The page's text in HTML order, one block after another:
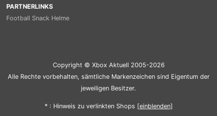
PARTNERLINKS
Football Snack Helme
Copyright © Xbox Aktuell 2005-2026
Alle Rechte vorbehalten, sämtliche Markenzeichen sind Eigentum der
jeweiligen Besitzer.
* : Hinweis zu verlinkten Shops [einblenden]